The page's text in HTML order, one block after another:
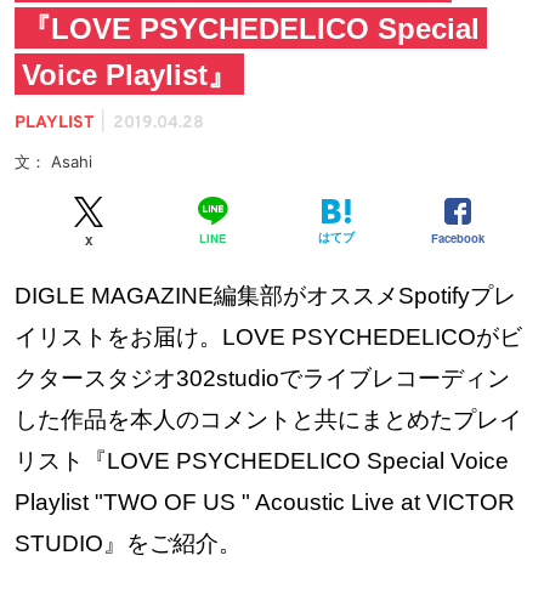
『LOVE PSYCHEDELICO Special
Voice Playlist』
PLAYLIST 2019.04.28
文： Asahi
X LINE はてブ Facebook
DIGLE MAGAZINE編集部がオススメSpotifyプレ
イリストをお届け。LOVE PSYCHEDELICOがビ
クタースタジオ302studioでライブレコーディン
した作品を本人のコメントと共にまとめたプレイ
リスト『LOVE PSYCHEDELICO Special Voice
Playlist "TWO OF US " Acoustic Live at VICTOR
STUDIO』をご紹介。